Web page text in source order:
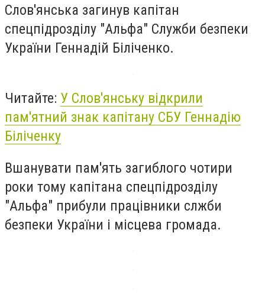
Слов'янська загинув капітан
спецпідрозділу "Альфа" Служби безпеки
України Геннадій Біліченко.
Читайте: У Слов'янську відкрили
пам'ятний знак капітану СБУ Геннадію
Біліченку
Вшанувати пам'ять загиблого чотири
роки тому капітана спецпідрозділу
"Альфа" прибули працівники слжби
безпеки України і місцева громада.